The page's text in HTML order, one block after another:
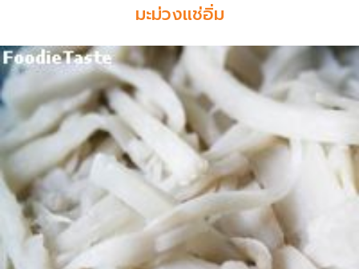
มะม่วงแช่อิ่ม